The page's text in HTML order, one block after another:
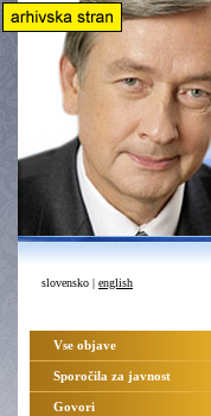
slovensko | english
Vse objave
Sporočila za javnost
Govori